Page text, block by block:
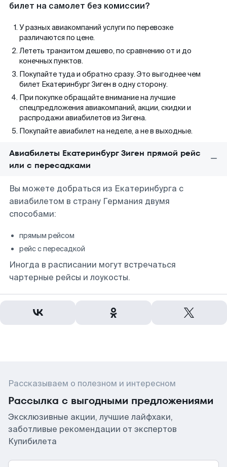
билет на самолет без комиссии?
У разных авиакомпаний услуги по перевозке
различаются по цене.
Лететь транзитом дешево, по сравнению от и до
конечных пунктов.
Покупайте туда и обратно сразу. Это выгоднее чем
билет Екатеринбург Зиген в одну сторону.
При покупке обращайте внимание на лучшие
спецпредложения авиакомпаний, акции, скидки и
распродажи авиабилетов из Зигена.
Покупайте авиабилет на неделе, а не в выходные.
Авиабилеты Екатеринбург Зиген прямой рейс
или с пересадками
Вы можете добраться из Екатеринбурга с
авиабилетом в страну Германия двумя
способами:
прямым рейсом
рейс с пересадкой
Иногда в расписании могут встречаться
чартерные рейсы и лоукосты.
Рассказываем о полезном и интересном
Рассылка с выгодными предложениями
Эксклюзивные акции, лучшие лайфхаки,
заботливые рекомендации от экспертов
Купибилета